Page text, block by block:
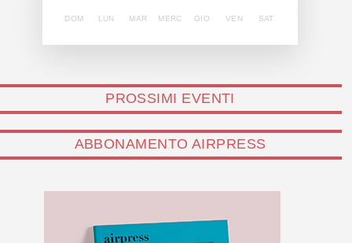
DOM LUN MAR MERC GIO VEN SAT
PROSSIMI EVENTI
ABBONAMENTO AIRPRESS